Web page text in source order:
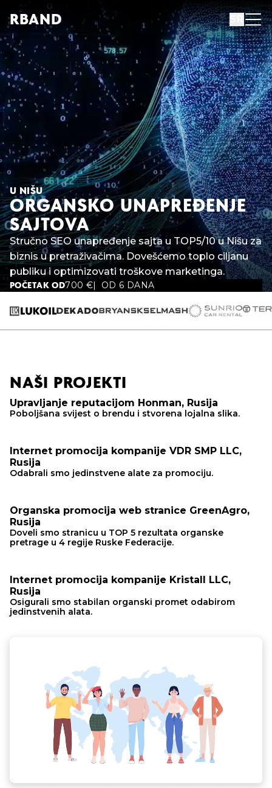
RBAND
ORGANSKO UNAPREĐENJE
SAJTOVA
U NIŠU
Stručno SEO unapređenje sajta u TOP5/10 u Nišu za
biznis u pretraživačima. Dovešćemo toplo ciljanu
publiku i optimizovati troškove marketinga.
POČETAK OD700 € OD 6 DANA
NAŠI PROJEKTI
Upravljanje reputacijom Honman, Rusija
Poboljšana svijest o brendu i stvorena lojalna slika.
Internet promocija kompanije VDR SMP LLC,
Rusija
Odabrali smo jedinstvene alate za promociju.
Organska promocija web stranice GreenAgro,
Rusija
Doveli smo stranicu u TOP 5 rezultata organske
pretrage u 4 regije Ruske Federacije.
Internet promocija kompanije Kristall LLC,
Rusija
Osigurali smo stabilan organski promet odabirom
jedinstvenih alata.